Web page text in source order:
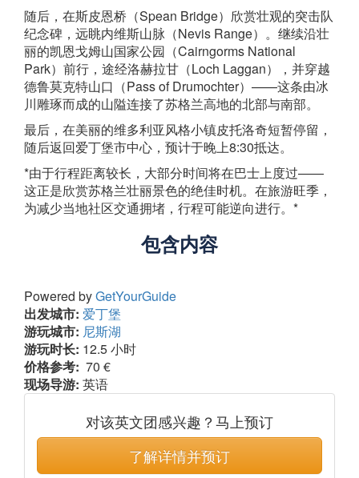
随后，在斯皮恩桥（Spean Bridge）欣赏壮观的突击队
纪念碑，远眺内维斯山脉（Nevis Range）。继续沿壮
丽的凯恩戈姆山国家公园（Cairngorms National
Park）前行，途经洛赫拉甘（Loch Laggan），并穿越
德鲁莫克特山口（Pass of Drumochter）——这条由冰
川雕琢而成的山隘连接了苏格兰高地的北部与南部。
最后，在美丽的维多利亚风格小镇皮托洛奇短暂停留，
随后返回爱丁堡市中心，预计于晚上8:30抵达。
*由于行程距离较长，大部分时间将在巴士上度过——
这正是欣赏苏格兰壮丽景色的绝佳时机。在旅游旺季，
为减少当地社区交通拥堵，行程可能逆向进行。*
包含内容
Powered byGetYourGuide
出发城市: 爱丁堡
游玩城市: 尼斯湖
游玩时长: 12.5 小时
价格参考: 70 €
现场导游: 英语
对该英文团感兴趣？马上预订
了解详情并预订